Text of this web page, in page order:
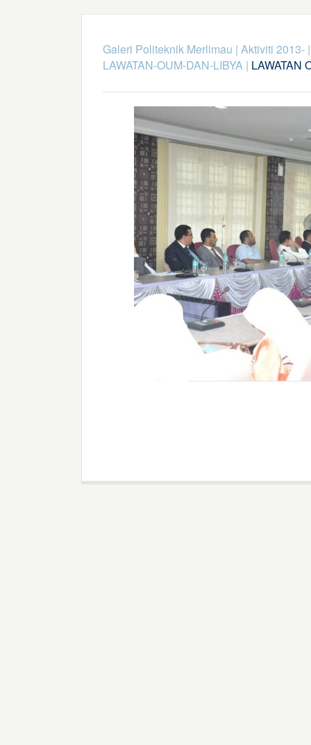
Galeri Politeknik Merlimau | Aktiviti 2013-
LAWATAN-OUM-DAN-LIBYA| LAWATAN